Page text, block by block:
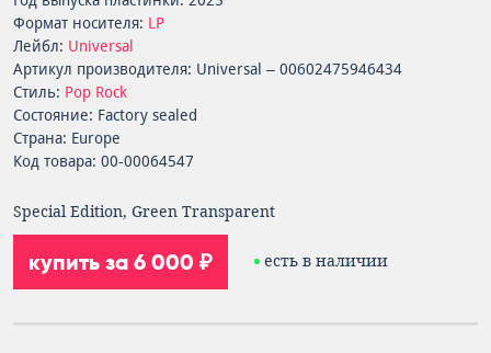
Формат носителя: LP
Лейбл: Universal
Артикул производителя: Universal – 00602475946434
Стиль: Pop Rock
Состояние: Factory sealed
Страна: Europe
Код товара: 00-00064547
Special Edition, Green Transparent
купить за 6 000 ₽ есть в наличии